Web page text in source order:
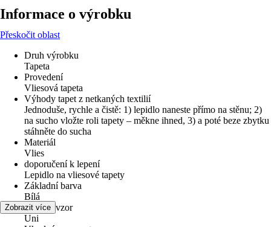
Informace o výrobku
Přeskočit oblast
Druh výrobku
Tapeta
Provedení
Vliesová tapeta
Výhody tapet z netkaných textilií
Jednoduše, rychle a čistě: 1) lepidlo naneste přímo na stěnu; 2)
na sucho vložte roli tapety – měkne ihned, 3) a poté beze zbytku
stáhněte do sucha
Materiál
Vlies
doporučení k lepení
Lepidlo na vliesové tapety
Základní barva
Bílá
Dekor / vzor
Uni
Zobrazit více